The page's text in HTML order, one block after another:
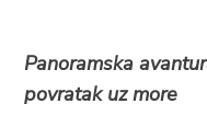
Panoramska
povratak uz more